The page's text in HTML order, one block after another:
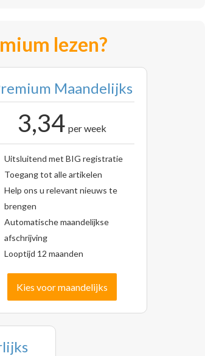
lezen?
Maandelijks
3,34 per week
Uitsluitend met BIG registratie
Toegang tot alle artikelen
Help ons u relevant nieuws te
brengen
Automatische maandelijkse
afschrijving
Looptijd 12 maanden
Kies voor maandelijks